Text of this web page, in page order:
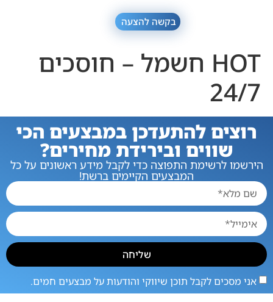
בקשה להצעה
HOT חשמל – חוסכים
24/7
רוצים להתעדכן במבצעים הכי
שווים ובירידת מחירים?
הירשמו לרשימת התפוצה כדי לקבל מידע ראשונים על כל
המבצעים הקיימים ברשת!
אני מסכים לקבל תוכן שיווקי והודעות על מבצעים חמים.
שליחה